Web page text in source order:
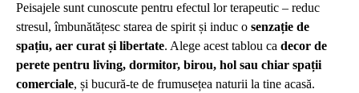
Peisajele sunt cunoscute pentru efectul lor terapeutic – reduc
stresul, îmbunătățesc starea de spirit și induc o senzație de
spațiu, aer curat și libertate. Alege acest tablou ca decor de
perete pentru living, dormitor, birou, hol sau chiar spații
comerciale, și bucură-te de frumusețea naturii la tine acasă.